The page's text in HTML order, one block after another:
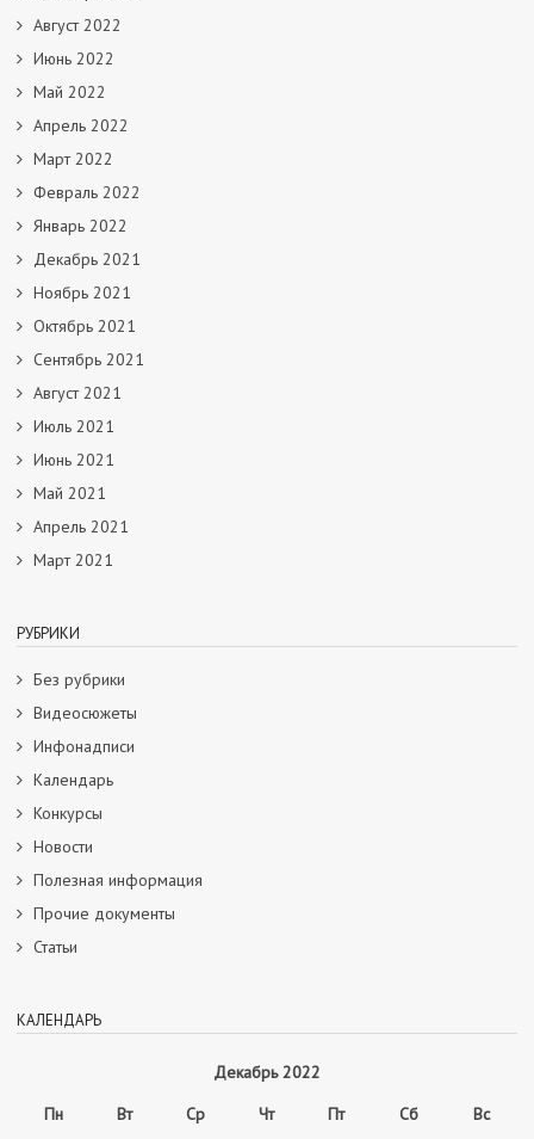
Август 2022
Июнь 2022
Май 2022
Апрель 2022
Март 2022
Февраль 2022
Январь 2022
Декабрь 2021
Ноябрь 2021
Октябрь 2021
Сентябрь 2021
Август 2021
Июль 2021
Июнь 2021
Май 2021
Апрель 2021
Март 2021
РУБРИКИ
Без рубрики
Видеосюжеты
Инфонадписи
Календарь
Конкурсы
Новости
Полезная информация
Прочие документы
Статьи
КАЛЕНДАРЬ
Декабрь 2022
Пн
Вт Ср Чт Пт Сб Вс